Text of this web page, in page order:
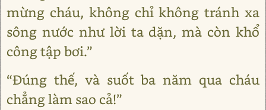
mừng cháu, không chỉ không tránh xa
sông nước như lời ta dặn, mà còn khổ
công tập bơi.”
“Đúng thế, và suốt ba năm qua cháu
chẳng làm sao cả!”